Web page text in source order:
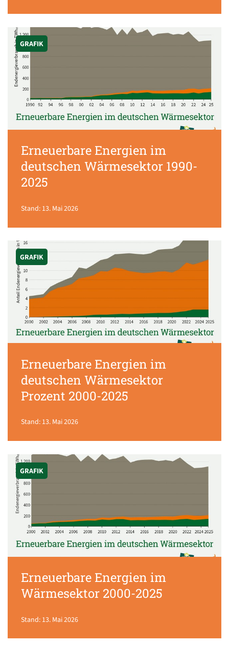
GRAFIK
Erneuerbare Energien im
deutschen Wärmesektor 1990-
2025
Stand: 13. Mai 2026
GRAFIK
Erneuerbare Energien im
deutschen Wärmesektor
Prozent 2000-2025
Stand: 13. Mai 2026
GRAFIK
Erneuerbare Energien im
Wärmesektor 2000-2025
Stand: 13. Mai 2026